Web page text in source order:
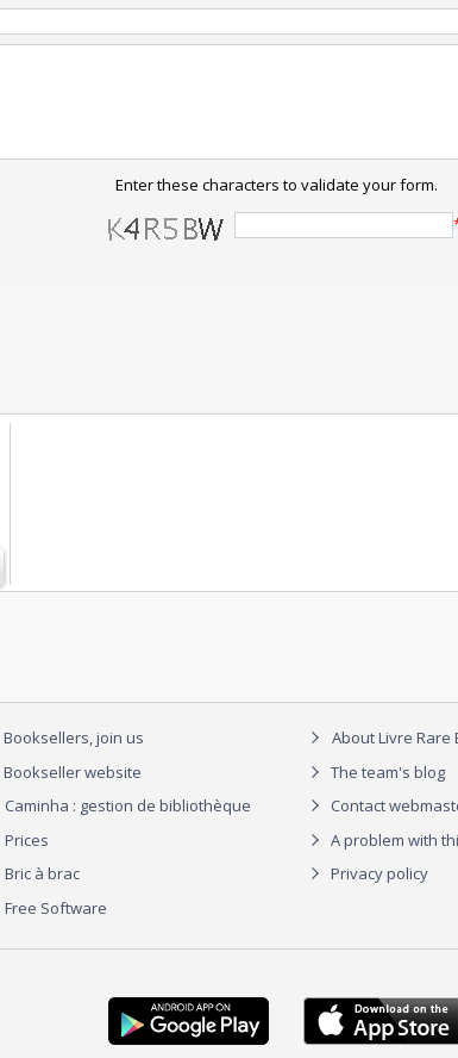
Enter these characters to validate your form.
Booksellers, join us
Bookseller website
Caminha : gestion de bibliothèque
Prices
Bric à brac
Free Software
About Livre Rare
The team's blog
Contact
A problem with
Privacy policy